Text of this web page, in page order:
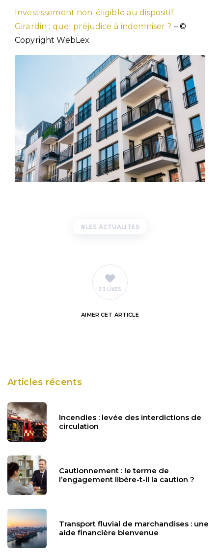
Investissement non-éligible au dispositif
Girardin : quel préjudice à indemniser ? – ©
Copyright WebLex
LES ACTUALITES
33 LIKES
AIMER CET ARTICLE
Articles récents
Incendies : levée des interdictions de
circulation
Cautionnement : le terme de
l’engagement libère-t-il la caution ?
Transport fluvial de marchandises : une
aide financière bienvenue